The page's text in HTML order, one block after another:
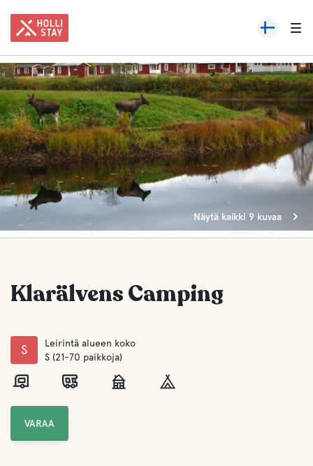
Näytä kaikki 9 kuvaa
Klarälvens Camping
S
Leirintä alueen koko
S (21-70 paikkoja)
VARAA